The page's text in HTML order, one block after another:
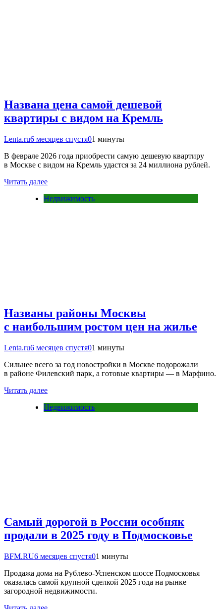
Названа цена самой дешевой
квартиры с видом на Кремль
Lenta.ru6 месяцев спустя01 минуты
В феврале 2026 года приобрести самую дешевую квартиру
в Москве с видом на Кремль удастся за 24 миллиона рублей.
Читать далее
Недвижимость
Названы районы Москвы
с наибольшим ростом цен на жилье
Lenta.ru6 месяцев спустя01 минуты
Сильнее всего за год новостройки в Москве подорожали
в районе Филевский парк, а готовые квартиры — в Марфино.
Читать далее
Недвижимость
Самый дорогой в России особняк
продали в 2025 году в Подмосковье
BFM.RU6 месяцев спустя01 минуты
Продажа дома на Рублево-Успенском шоссе Подмосковья
оказалась самой крупной сделкой 2025 года на рынке
загородной недвижимости.